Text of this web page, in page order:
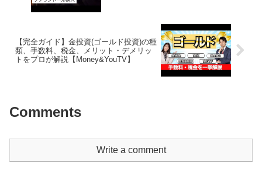
【完全ガイド】金投資(ゴールド投資)の種
類、手数料、税金、メリット・デメリッ
トをプロが解説【Money&YouTV】
Comments
Write a comment